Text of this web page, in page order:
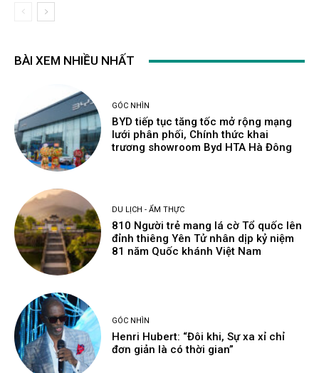
BÀI XEM NHIỀU NHẤT
GÓC NHÌN
BYD tiếp tục tăng tốc mở rộng mạng
lưới phân phối, Chính thức khai
trương showroom Byd HTA Hà Đông
DU LỊCH - ẨM THỰC
810 Người trẻ mang lá cờ Tổ quốc lên
đỉnh thiêng Yên Tử nhân dịp kỷ niệm
81 năm Quốc khánh Việt Nam
GÓC NHÌN
Henri Hubert: “Đôi khi, Sự xa xỉ chỉ
đơn giản là có thời gian”